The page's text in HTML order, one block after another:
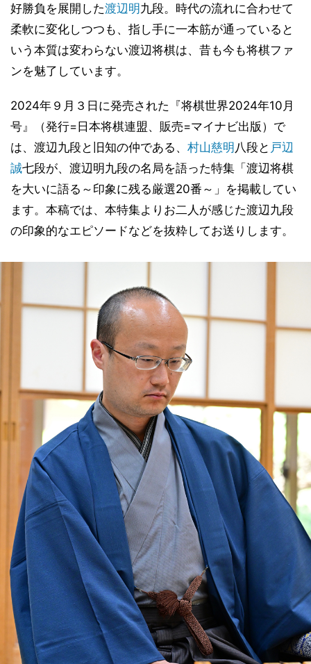
好勝負を展開した渡辺明九段。時代の流れに合わせて
柔軟に変化しつつも、指し手に一本筋が通っていると
いう本質は変わらない渡辺将棋は、昔も今も将棋ファ
ンを魅了しています。
2024年９月３日に発売された『将棋世界2024年10月
号』（発行=日本将棋連盟、販売=マイナビ出版）で
は、渡辺九段と旧知の仲である、 村山慈明 八段と 戸辺
誠七段が、渡辺明九段の名局を語った特集「渡辺将棋
を大いに語る～印象に残る厳選20番～」を掲載してい
ます。本稿では、本特集よりお二人が感じた渡辺九段
の印象的なエピソードなどを抜粋してお送りします。